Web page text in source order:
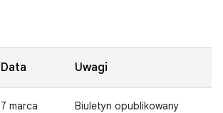
Data Uwagi
7 marca
Biuletyn opublikowany